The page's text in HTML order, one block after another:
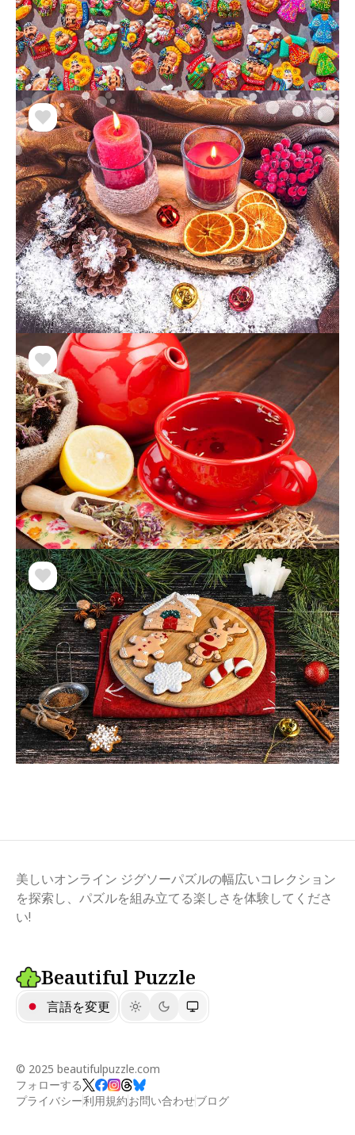
美しいオンライン ジグソーパズルの幅広いコレクション
を探索し、パズルを組み立てる楽しさを体験してくださ
い!
Beautiful Puzzle
言語を変更
© 2025 beautifulpuzzle.com
フォローする
プライバシー利用規約お問い合わせブログ